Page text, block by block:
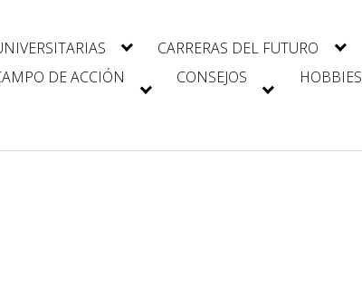
CARRERAS DEL FUTURO
DE ACCIÓN
CONSEJOS HOBBIES